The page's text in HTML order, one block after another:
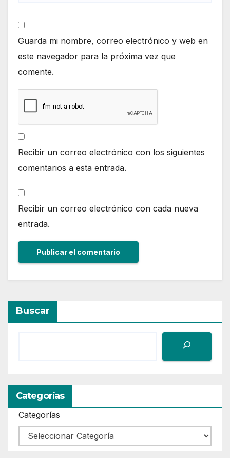
Guarda mi nombre, correo electrónico y web en
este navegador para la próxima vez que
comente.
Recibir un correo electrónico con los siguientes
comentarios a esta entrada.
Recibir un correo electrónico con cada nueva
entrada.
Buscar
Categorías
Categorías